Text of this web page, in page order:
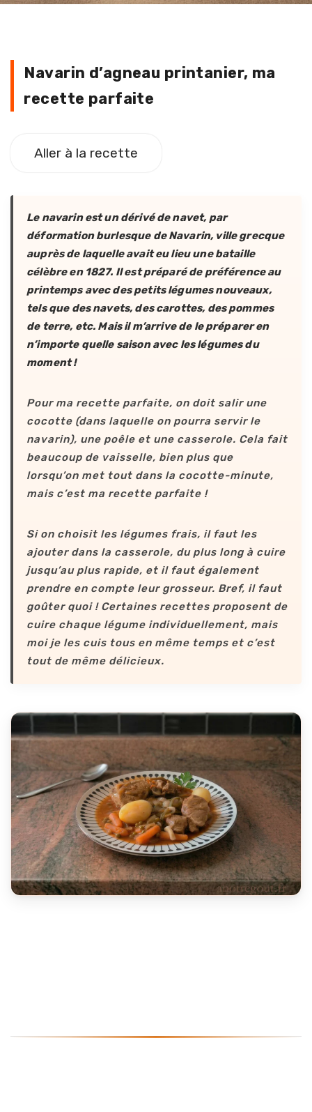
Navarin d’agneau printanier, ma
Navarin d’agneau printanier, ma
recette parfaite
Aller à la recette
Le navarin est un dérivé de navet, par
déformation burlesque de Navarin, ville grecque
auprès de laquelle avait eu lieu une bataille
célèbre en 1827. Il est préparé de préférence au
printemps avec des petits légumes nouveaux,
tels que des navets, des carottes, des pommes
de terre, etc. Mais il m’arrive de le préparer en
n’importe quelle saison avec les légumes du
moment !
Pour ma recette parfaite, on doit salir une
cocotte (dans laquelle on pourra servir le
navarin), une poêle et une casserole. Cela fait
beaucoup de vaisselle, bien plus que
lorsqu’on met tout dans la cocotte-minute,
mais c’est ma recette parfaite !
Si on choisit les légumes frais, il faut les
ajouter dans la casserole, du plus long à cuire
jusqu’au plus rapide, et il faut également
prendre en compte leur grosseur. Bref, il faut
goûter quoi ! Certaines recettes proposent de
cuire chaque légume individuellement, mais
moi je les cuis tous en même temps et c’est
tout de même délicieux.